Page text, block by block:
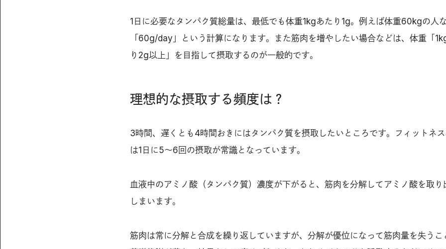
1日に必要なタンパク質総量は、最低でも体重1kgあたり1g。例えば体重60kgの人
「60g/day」という計算になります。また筋肉を増やしたい場合などは、体重「
り2g以上」を目指して摂取するのが一般的です。
理想的な摂取する頻度は？
3時間、遅くとも4時間おきにはタンパク質を摂取したいところです。フィットネ
は1日に5〜6回の摂取が常識となっています。
血液中のアミノ酸（タンパク質）濃度が下がると、筋肉を分解してアミノ酸を取り
しまいます。
筋肉は常に分解と合成を繰り返していますが、分解が優位になって筋肉量を失うこ